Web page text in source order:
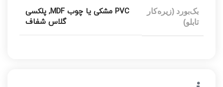
بک‌بورد (زیره‌کار
تابلو)
PVC مشکی یا چوب MDF , پلکسی
گلاس شفاف